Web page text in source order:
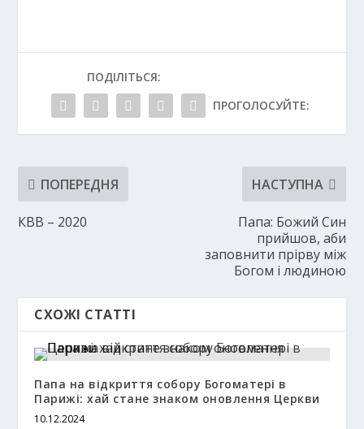
ПОДІЛІТЬСЯ:
ПРОГОЛОСУЙТЕ:
ПОПЕРЕДНЯ
КВВ – 2020
НАСТУПНА
Папа: Божий Син
прийшов, аби
заповнити прірву між
Богом і людиною
СХОЖІ СТАТТІ
Папа на відкриття собору Богоматері в
Парижі: хай стане знаком оновлення Церкви
10.12.2024